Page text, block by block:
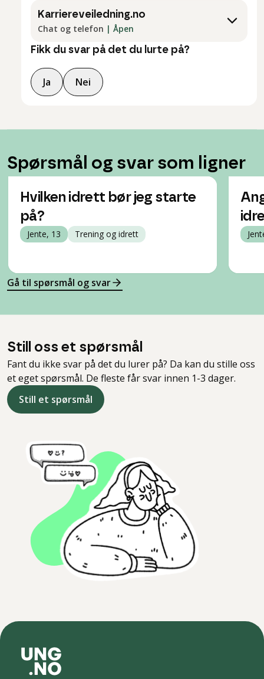
Karriereveiledning.no
Chat og telefon | Åpen
Fikk du svar på det du lurte på?
Ja Nei
Spørsmål og svar som ligner
Hvilken idrett bør jeg starte
på?
Jente, 13 Trening og idrett
Gå til spørsmål og svar
Still oss et spørsmål
Fant du ikke svar på det du lurer på? Da kan du stille oss
et eget spørsmål. De fleste får svar innen 1-3 dager.
Still et spørsmål